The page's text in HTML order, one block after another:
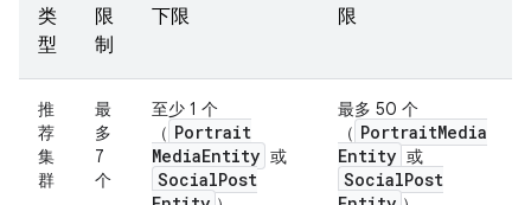
类
型
限
制
下限
限
推
荐
集
群
最
多
7
个
至少 1 个
（ Portrait
MediaEntity 或
SocialPost
最多 50 个
（ PortraitMedia
Entity 或
SocialPost